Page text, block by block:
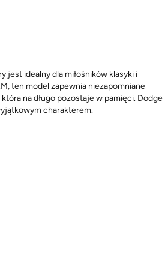
jest idealny dla miłośników klasyki i
ten model zapewnia niezapomniane
na długo pozostaje w pamięci. Dodge
charakterem.